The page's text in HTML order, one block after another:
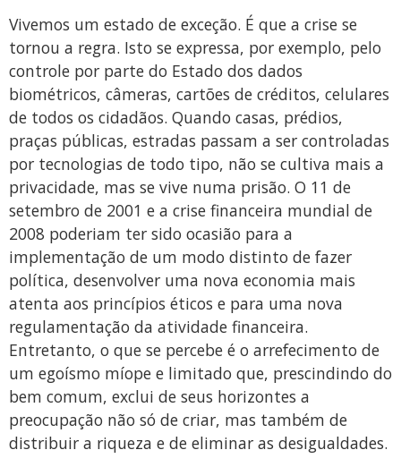
Vivemos um estado de exceção. É que a crise se
tornou a regra. Isto se expressa, por exemplo, pelo
controle por parte do Estado dos dados
biométricos, câmeras, cartões de créditos, celulares
de todos os cidadãos. Quando casas, prédios,
praças públicas, estradas passam a ser controladas
por tecnologias de todo tipo, não se cultiva mais a
privacidade, mas se vive numa prisão. O 11 de
setembro de 2001 e a crise financeira mundial de
2008 poderiam ter sido ocasião para a
implementação de um modo distinto de fazer
política, desenvolver uma nova economia mais
atenta aos princípios éticos e para uma nova
regulamentação da atividade financeira.
Entretanto, o que se percebe é o arrefecimento de
um egoísmo míope e limitado que, prescindindo do
bem comum, exclui de seus horizontes a
preocupação não só de criar, mas também de
distribuir a riqueza e de eliminar as desigualdades.